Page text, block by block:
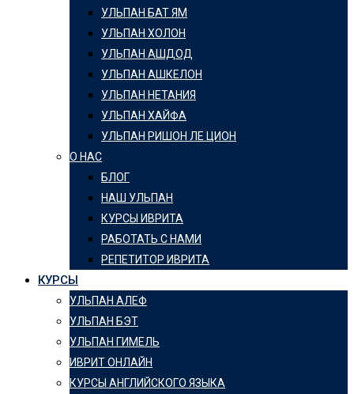
УЛЬПАН БАТ ЯМ
УЛЬПАН ХОЛОН
УЛЬПАН АШДОД
УЛЬПАН АШКЕЛОН
УЛЬПАН НЕТАНИЯ
УЛЬПАН ХАЙФА
УЛЬПАН РИШОН ЛЕ ЦИОН
О НАС
БЛОГ
НАШ УЛЬПАН
КУРСЫ ИВРИТА
РАБОТАТЬ С НАМИ
РЕПЕТИТОР ИВРИТА
КУРСЫ
УЛЬПАН АЛЕФ
УЛЬПАН БЭТ
УЛЬПАН ГИМЕЛЬ
ИВРИТ ОНЛАЙН
КУРСЫ АНГЛИЙСКОГО ЯЗЫКА